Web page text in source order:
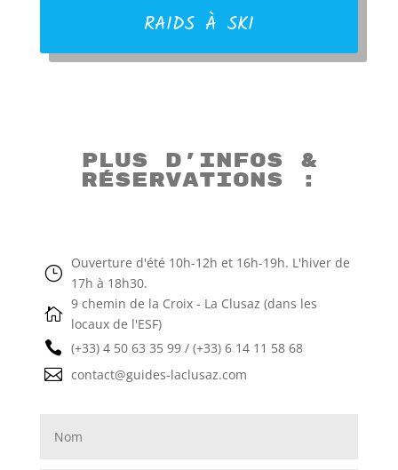
raids à ski
Plus d’infos &
réservations :
}
Ouverture d'été 10h-12h et 16h-19h. L'hiver de
17h à 18h30.

9 chemin de la Croix - La Clusaz (dans les
locaux de l'ESF)
 (+33) 4 50 63 35 99 / (+33) 6 14 11 58 68
 contact@guides-laclusaz.com